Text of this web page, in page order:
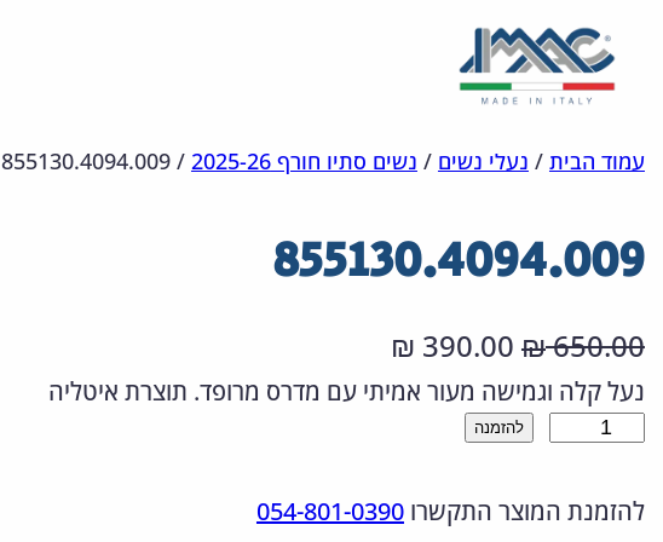
לדלג
הצהרת
מפת
עמוד הבית / נעלי נשים / נשים סתיו חורף 2025-26 /
855130.4094.009
855130.4094.009
650.00
₪ ה
מ
ח
390.00
₪
מ
נעל קלה וגמישה מעור אמיתי עם מדרס מרופד. תוצרת איטליה
ו
להזמנה
להזמנת המוצר התקשרו054-801-0390